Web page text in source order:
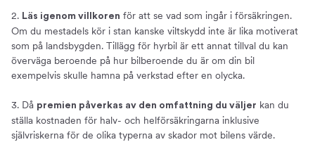
2. Läs igenom villkoren för att se vad som ingår i försäkringen.
Om du mestadels kör i stan kanske viltskydd inte är lika motiverat
som på landsbygden. Tillägg för hyrbil är ett annat tillval du kan
överväga beroende på hur bilberoende du är om din bil
exempelvis skulle hamna på verkstad efter en olycka.
3. Då premien påverkas av den omfattning du väljer kan du
ställa kostnaden för halv- och helförsäkringarna inklusive
självriskerna för de olika typerna av skador mot bilens värde.